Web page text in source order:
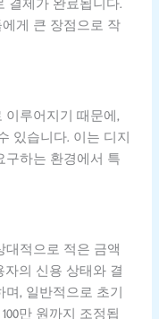
결제가 완료됩니다.
게 큰 장점으로 작
이루어지기 때문에,
있습니다. 이는 디지
구하는 환경에서 특
대적으로 적은 금액
의 신용 상태와 결
, 일반적으로 초기
만 원까지 조정됩